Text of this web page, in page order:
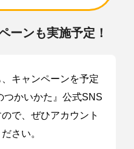
ーンも実施予定！
キャンペーンを予定
つかいかた』公式SNS
で、ぜひアカウント
さい。